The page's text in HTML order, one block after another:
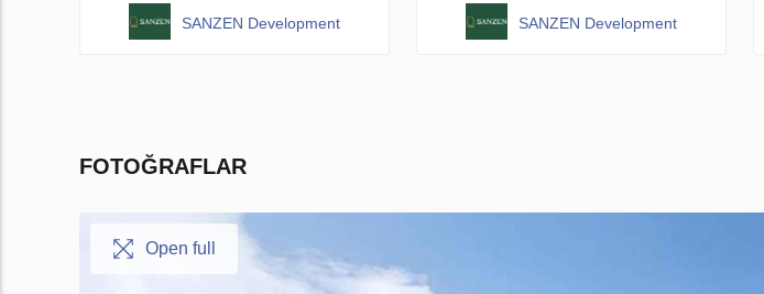
SANZEN Development SANZEN Development
FOTOĞRAFLAR
Open full